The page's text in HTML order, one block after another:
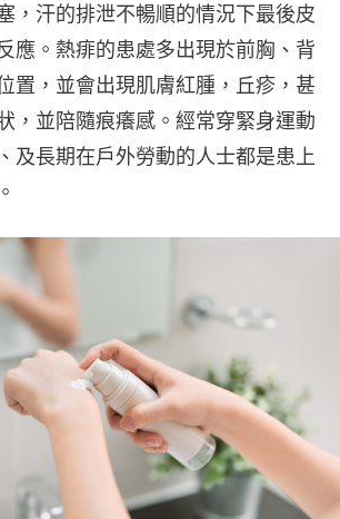
，汗的排泄不暢順的情況下最後皮
應。熱痱的患處多出現於前胸、背
置，並會出現肌膚紅腫，丘疹，甚
，並陪隨痕癢感。經常穿緊身運動
及長期在戶外勞動的人士都是患上